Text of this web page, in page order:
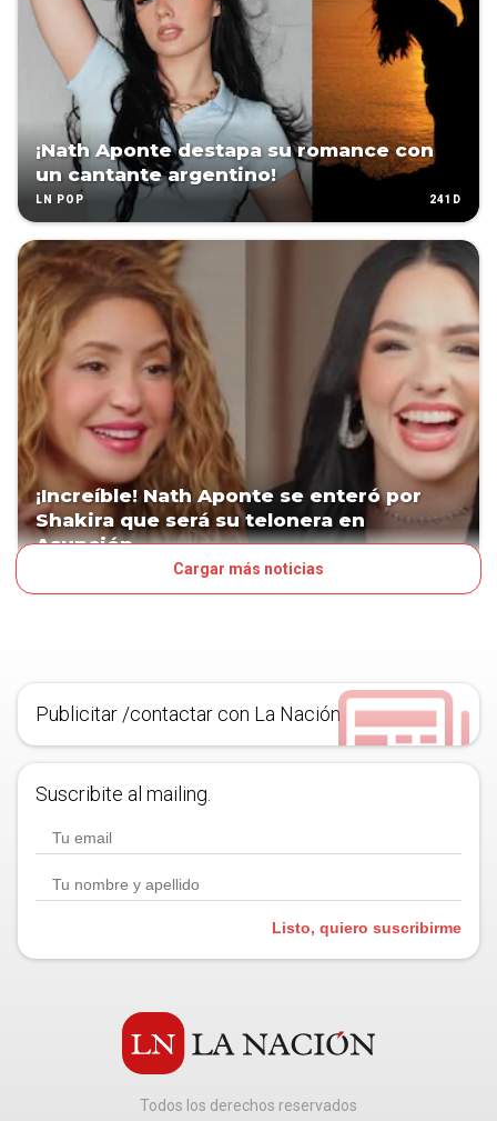
¡Nath Aponte destapa su romance con
un cantante argentino!
LN POP 241D
¡Increíble! Nath Aponte se enteró por
Shakira que será su telonera en
Asunción
Cargar más noticias
Publicitar /contactar con La Nación
Suscribite al mailing.
Listo, quiero suscribirme
Todos los derechos reservados